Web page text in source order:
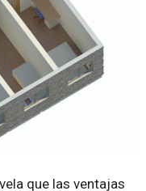
que las ventajas